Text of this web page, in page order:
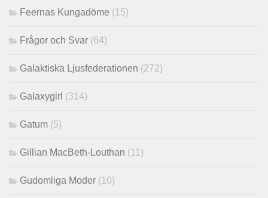
Feernas Kungadöme (15)
Frågor och Svar (64)
Galaktiska Ljusfederationen (272)
Galaxygirl (314)
Gatum (5)
Gillian MacBeth-Louthan (11)
Gudomliga Moder (10)